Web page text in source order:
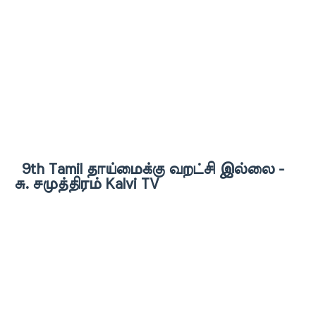
9th Tamil தாய்மைக்கு வறட்சி இல்லை -
சு. சமுத்திரம் Kalvi TV